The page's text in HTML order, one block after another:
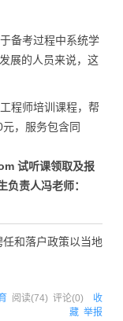
备考过程中系统学
展的人员来说，这
程师培训课程，帮
，服务包含同
试听课领取及报
责人冯老师：
和落户政策以当地
阅读(74) 评论(0) 收
藏 举报